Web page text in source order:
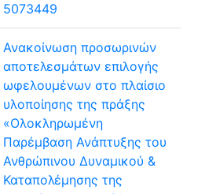
5073449
Ανακοίνωση προσωρινών
αποτελεσμάτων επιλογής
ωφελουμένων στο πλαίσιο
υλοποίησης της πράξης
«Ολοκληρωμένη
Παρέμβαση Ανάπτυξης του
Ανθρώπινου Δυναμικού &
Καταπολέμησης της